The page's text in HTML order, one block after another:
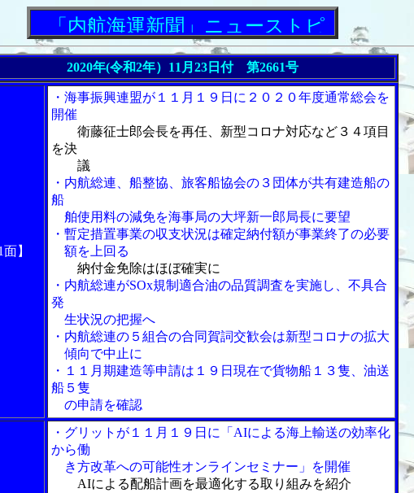
「内航海運新聞」ニューストピックス
2020年(令和2年）11月23日付 第2661号
】
・海事振興連盟が１１月１９日に２０２０年度通常総会を
開催
衛藤征士郎会長を再任、新型コロナ対応など３４項目
を決
議
・内航総連、船整協、旅客船協会の３団体が共有建造船の
船
舶使用料の減免を海事局の大坪新一郎局長に要望
・暫定措置事業の収支状況は確定納付額が事業終了の必要
額を上回る
納付金免除はほぼ確実に
・内航総連がSOx規制適合油の品質調査を実施し、不具合
発
生状況の把握へ
・内航総連の５組合の合同賀詞交歓会は新型コロナの拡大
傾向で中止に
・１１月期建造等申請は１９日現在で貨物船１３隻、油送
船５隻
の申請を確認
・グリットが１１月１９日に「AIによる海上輸送の効率化
から働
き方改革への可能性オンラインセミナー」を開催
AIによる配船計画を最適化する取り組みを紹介